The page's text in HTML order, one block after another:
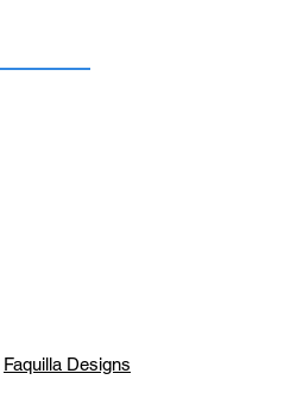
Faquilla Designs